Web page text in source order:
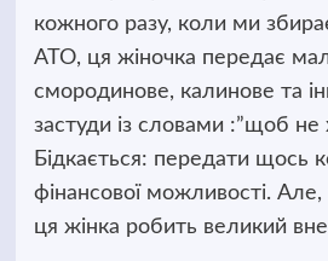
кожного разу, коли ми
АТО, ця жіночка передає
смородинове, калинове та
застуди із словами :”щоб не
Бідкається: передати щось
фінансової можливості.
ця жінка робить великий